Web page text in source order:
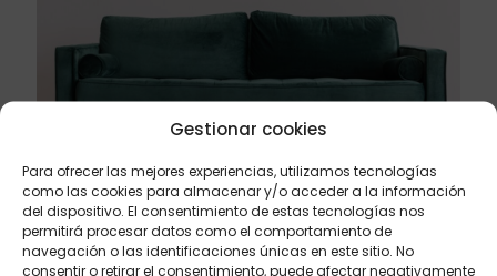
Gestionar cookies
Para ofrecer las mejores experiencias, utilizamos tecnologías
como las cookies para almacenar y/o acceder a la información
del dispositivo. El consentimiento de estas tecnologías nos
permitirá procesar datos como el comportamiento de
navegación o las identificaciones únicas en este sitio. No
consentir o retirar el consentimiento, puede afectar negativamente
octubre 7, 2023